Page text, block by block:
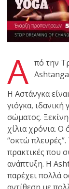
με την
Οι
ολοκλήρωσαν με
τις
εξετάσεις
ζωνών!
Α πό την
Η Αστάνγκα
γιόγκα,
σώματος.
χίλια χρόνια. Ο
“οκτώ
πρακτικές που
ανάπτυξη. Η
παρέχει πολλά